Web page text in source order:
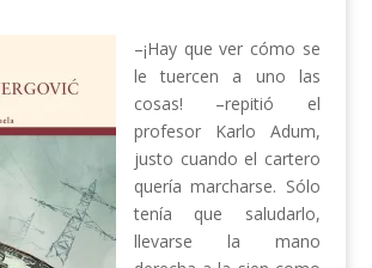
–¡Hay que ver cómo se
le tuercen a uno las
cosas! –repitió el
profesor Karlo Adum,
justo cuando el cartero
quería marcharse. Sólo
tenía que saludarlo,
llevarse la mano